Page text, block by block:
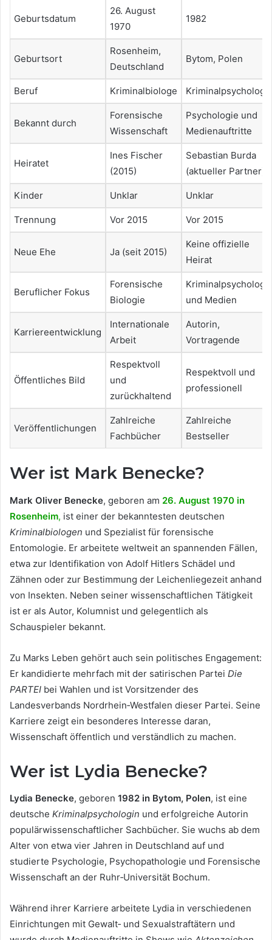
Geburtsdatum
26. August
1970
1982
Geburtsort
Rosenheim,
Deutschland
Bytom, Polen
Beruf Kriminalbiologe
Bekannt durch
Forensische
Wissenschaft
Psychologie und
Medienauftritte
Heiratet
Ines Fischer
(2015)
Sebastian Burda
(aktueller Partner)
Kinder Unklar Unklar
Trennung Vor 2015 Vor 2015
Neue Ehe Ja (seit 2015)
Keine offizielle
Heirat
Beruflicher Fokus
Forensische
Biologie
und Medien
Karriereentwicklung
Internationale
Arbeit
Autorin,
Vortragende
Öffentliches Bild
Respektvoll
und
zurückhaltend
Respektvoll und
professionell
Veröffentlichungen
Zahlreiche
Fachbücher
Zahlreiche
Bestseller
Wer ist Mark Benecke?
Mark Oliver Benecke, geboren am 26. August 1970 in
Rosenheim, ist einer der bekanntesten deutschen
Kriminalbiologen und Spezialist für forensische
Entomologie. Er arbeitete weltweit an spannenden Fällen,
etwa zur Identifikation von Adolf Hitlers Schädel und
Zähnen oder zur Bestimmung der Leichenliegezeit anhand
von Insekten. Neben seiner wissenschaftlichen Tätigkeit
ist er als Autor, Kolumnist und gelegentlich als
Schauspieler bekannt.
Zu Marks Leben gehört auch sein politisches Engagement:
Er kandidierte mehrfach mit der satirischen Partei Die
PARTEI bei Wahlen und ist Vorsitzender des
Landesverbands Nordrhein‑Westfalen dieser Partei. Seine
Karriere zeigt ein besonderes Interesse daran,
Wissenschaft öffentlich und verständlich zu machen.
Wer ist Lydia Benecke?
Lydia Benecke, geboren 1982 in Bytom, Polen, ist eine
deutsche Kriminalpsychologin und erfolgreiche Autorin
populärwissenschaftlicher Sachbücher. Sie wuchs ab dem
Alter von etwa vier Jahren in Deutschland auf und
studierte Psychologie, Psychopathologie und Forensische
Wissenschaft an der Ruhr‑Universität Bochum.
Während ihrer Karriere arbeitete Lydia in verschiedenen
Einrichtungen mit Gewalt‑ und Sexualstraftätern und